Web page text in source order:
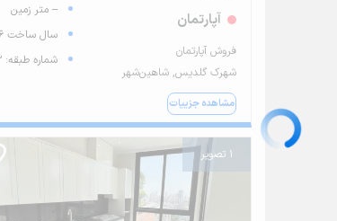
آپارتمان
فروش آپارتمان
شهرک گلدیس, شاهین‌شهر
مشاهده جزییات
-- متر زمین
سال ساخت 1376
شماره طبقه: 3
1 تصویر